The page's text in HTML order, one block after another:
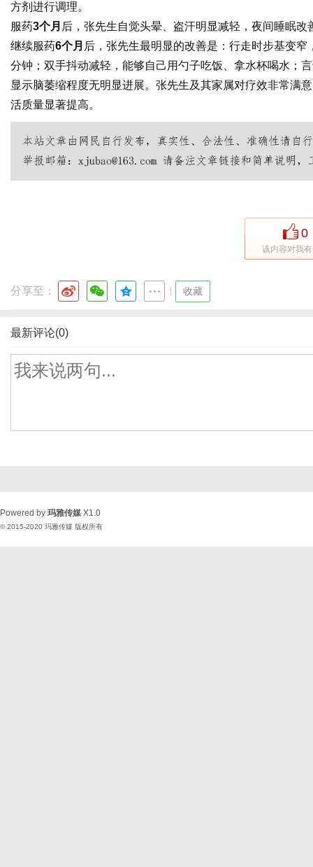
方剂进行调理。
服药3个月 后，张先生自觉头晕、盗汗明显减轻，夜间睡眠
继续服药6个月 后，张先生最明显的改善是：行走时步基变
分钟；双手抖动减轻，能够自己用勺子吃饭、拿水杯喝水；
显示脑萎缩程度无明显进展。张先生及其家属对疗效非常满
活质量显著提高。
0
该内容对我
分享至： 收藏
最新评论(0)
Powered by 玛雅传媒 X1.0
© 2015-2020 玛雅传媒 版权所有